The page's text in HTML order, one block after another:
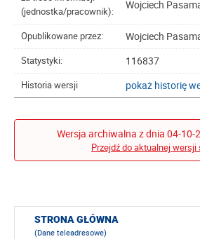
(jednostka/pracownik):
Wojciech
Opublikowane przez: Wojciech
Statystyki: 116837
Historia wersji pokaż historię
Wersja archiwalna z dnia 04-10-
Przejdź do aktualnej wersji
STRONA GŁÓWNA
(Dane teleadresowe)